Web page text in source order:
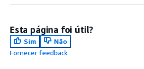
Esta página foi útil?
Sim
Não
Fornecer feedback